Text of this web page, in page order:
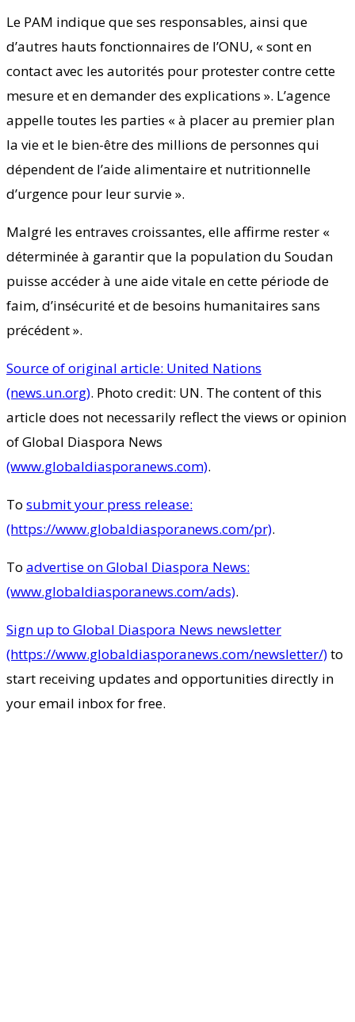
Le PAM indique que ses responsables, ainsi que
d’autres hauts fonctionnaires de l’ONU, « sont en
contact avec les autorités pour protester contre cette
mesure et en demander des explications ». L’agence
appelle toutes les parties « à placer au premier plan
la vie et le bien-être des millions de personnes qui
dépendent de l’aide alimentaire et nutritionnelle
d’urgence pour leur survie ».
Malgré les entraves croissantes, elle affirme rester «
déterminée à garantir que la population du Soudan
puisse accéder à une aide vitale en cette période de
faim, d’insécurité et de besoins humanitaires sans
précédent ».
Source of original article: United Nations
(news.un.org). Photo credit: UN. The content of this
article does not necessarily reflect the views or opinion
of Global Diaspora News
(www.globaldiasporanews.com).
To submit your press release:
(https://www.globaldiasporanews.com/pr).
To advertise on Global Diaspora News:
(www.globaldiasporanews.com/ads).
Sign up to Global Diaspora News newsletter
(https://www.globaldiasporanews.com/newsletter/)to
start receiving updates and opportunities directly in
your email inbox for free.